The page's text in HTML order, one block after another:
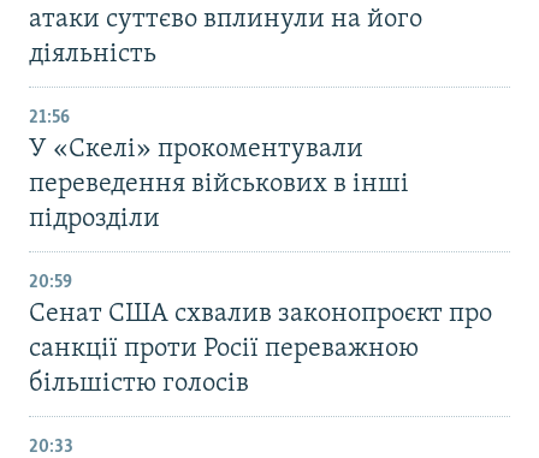
атаки суттєво вплинули на його
діяльність
21:56
У «Скелі» прокоментували
переведення військових в інші
підрозділи
20:59
Cенат США схвалив законопроєкт про
санкції проти Росії переважною
більшістю голосів
20:33